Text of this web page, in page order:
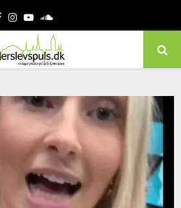
Facebook
Instagram
YoutubeSoundcloud